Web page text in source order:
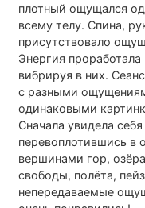
плотный ощущался
всему телу. Спина,
присутствовало
Энергия
вибрируя в них.
с разными
одинаковыми
Сначала увидела
перевоплотившись в
вершинами гор,
свободы, полёта,
непередаваемые